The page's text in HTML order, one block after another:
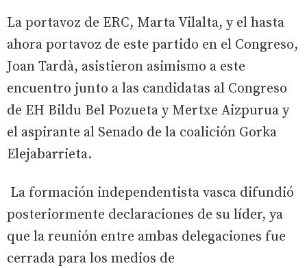
La portavoz de ERC, Marta Vilalta, y el hasta
ahora portavoz de este partido en el Congreso,
Joan Tardà, asistieron asimismo a este
encuentro junto a las candidatas al Congreso
de EH Bildu Bel Pozueta y Mertxe Aizpurua y
el aspirante al Senado de la coalición Gorka
Elejabarrieta.
La formación independentista vasca difundió
posteriormente declaraciones de su líder, ya
que la reunión entre ambas delegaciones fue
cerrada para los medios de